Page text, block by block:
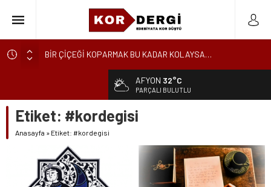
BİR ÇİÇEĞİ KOPARMAK BU KADAR KOLAYSA…
KÜRESEL ENGEREK
YUVANIN TA KENDİSİ
AKİDE ŞEKERİ
KARALAMALAR
SÖZDE KALANLAR
LEYLA, AŞKIN ÖZNESİDİR
AFYON 32°C
PARÇALI BULUTLU
Etiket: #kordegisi
Anasayfa » Etiket: #kordegisi